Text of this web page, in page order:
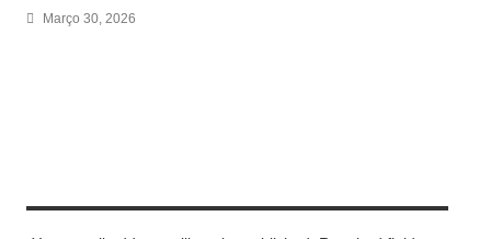
Março 30, 2026